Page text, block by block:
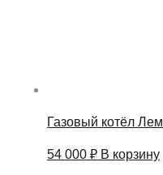
Газовый котёл
54 000 ₽ В корзину